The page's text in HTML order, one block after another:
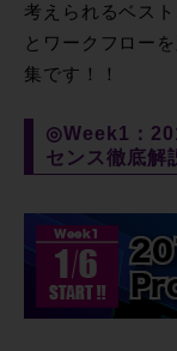
考えられるベス
とワークフロー
集です！！
◎Week1：
センス徹底解